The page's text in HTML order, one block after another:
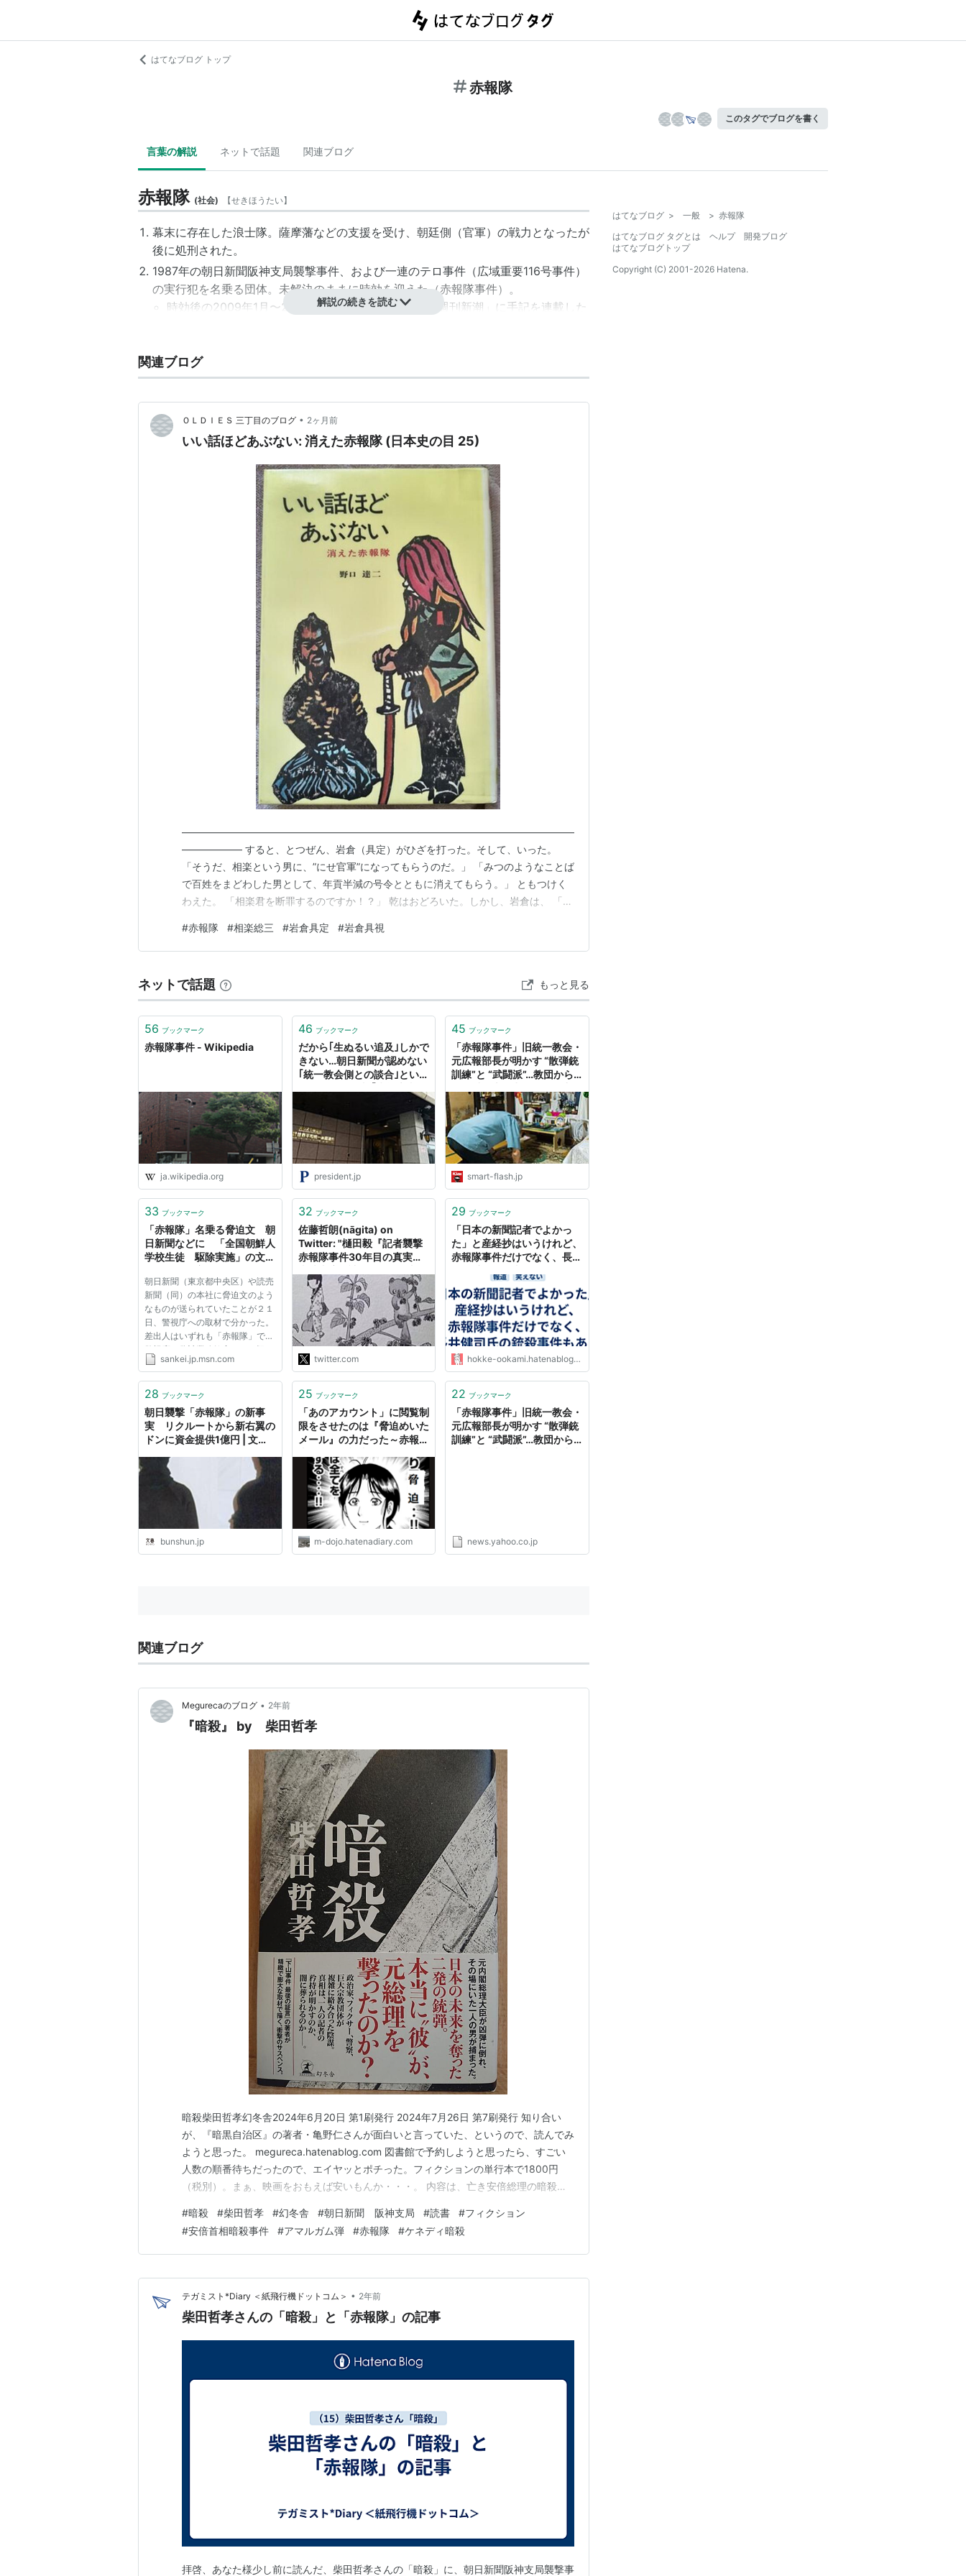
はてなブログ トップ
赤報隊
このタグでブログを書く
言葉の解説 ネットで話題 関連ブログ
赤報隊 (社会) 【せきほうたい】
幕末に存在した浪士隊。薩摩藩などの支援を受け、朝廷側（官軍）の戦力となったが
後に処刑された。
1987年の朝日新聞阪神支局襲撃事件、および一連のテロ事件（広域重要116号事件）
の実行犯を名乗る団体。未解決のままに時効を迎えた（赤報隊事件）。
時効後の2009年1月〜2月、実行犯を名乗る人物が「週刊新潮」に手記を連載した
に証言を翻し、「週刊新潮」は誤報を認めて4月16日発売号に謝罪記事を掲載し
た。
2009年2月、各地のNHKに対して起きた放火未遂・脅迫活動で実行犯を名乗る団
体。上記との関連は不明。
赤報隊
江戸時代末期に結成された新政府軍の東海道鎮撫総督指揮下の一部隊。隊長は相楽総
1868年1月8日に近江国松尾山の金剛輪寺において結成される。赤報隊は新政府の許可
を得て、「年貢半減」を宣伝しながら信州へ進み、反幕府の民衆の支持を得た。しか
し、新政府は「官軍之御印」を出さず、文書で証拠を残さないようにした。そして、新
政府は財政的に年貢半減の実現は困難であるとして密かに取消し、年貢半減は相楽らが
勝手に触れ回ったことであるとして、公家の高松実村を盟主としていた高松軍とともに
偽官軍の烙印を押されて新政府に使い捨てられた。1868年の3月3日に新政府軍によっ
て、下諏訪郊外で相楽らは処刑された。しかし、赤報隊に加わっていた公家は処刑から
解説の続きを読む
関連ブログ
ＯＬＤＩＥＳ 三丁目のブログ • 2ヶ月前
いい話ほどあぶない: 消えた赤報隊 (日本史の目 25)
―――――――――――――――――――――――――――――――――――――――
―――――― すると、とつぜん、岩倉（具定）がひざを打った。そして、いった。
「そうだ、相楽という男に、”にせ官軍”になってもらうのだ。」 「みつのようなことば
で百姓をまどわした男として、年貢半減の号令とともに消えてもらう。」 ともつけく
わえた。 「相楽君を断罪するのですか！？」 乾はおどろいた。しかし、岩倉は、 「御
あるかね？」
―――――――――――――――――――――――――――――――――――――――
#赤報隊 #相楽総三 #岩倉具定 #岩倉具視
ネットで話題 もっと見る
56 ブックマーク
赤報隊事件 - Wikipedia
ja.wikipedia.org
46 ブックマーク
だから｢生ぬるい追及｣しかで
きない…朝日新聞が認めない
｢統一教会側との談合｣という
件｣をめぐる取材結果は､なぜ
潰されたのか
president.jp
45 ブックマーク
「赤報隊事件」旧統一教会・
元広報部長が明かす “散弾銃
訓練”と “武闘派”…教団から
- Smart FLASH/スマフラ[光
文社週刊誌]
smart-flash.jp
33 ブックマーク
「赤報隊」名乗る脅迫文 朝
日新聞などに 「全国朝鮮人
学校生徒 駆除実施」の文面
朝日新聞（東京都中央区）や読売
新聞（同）の本社に脅迫文のよう
なものが送られていたことが２１
日、警視庁への取材で分かった。
差出人はいずれも「赤報隊」で、
警視庁は偽計業務妨害などの疑い
もあるとみて調べている。 警視
は２０日に各本社に届けられた。
sankei.jp.msn.com
32 ブックマーク
佐藤哲朗(nāgita) on
Twitter: "樋田毅『記者襲撃
赤報隊事件30年目の真実』
新聞が旧統一教会の問題につ
いて及び腰でほとんど報道で
きていないのか、疑問が氷解
する。赤報隊事件の翌年、朝
日新聞の幹部が世界日報の社
長と複数回の宴席を持ち、霊
感商…
https://t.co/VsSzioIWH4"
twitter.com
29 ブックマーク
「日本の新聞記者でよかっ
た」と産経抄はいうけれど、
赤報隊事件だけでなく、長井
ね…… - 法華狼の日記
hokke-ookami.hatenablog.com
28 ブックマーク
朝日襲撃「赤報隊」の新事
実 リクルートから新右翼の
ドンに資金提供1億円 | 文春
bunshun.jp
25 ブックマーク
「あのアカウント」に閲覧制
限をさせたのは『脅迫めいた
メール』の力だった～赤報隊
INVISIBLE Dojo. ーQUIET
& COLORFUL PLACE-
m-dojo.hatenadiary.com
22 ブックマーク
「赤報隊事件」旧統一教会・
元広報部長が明かす “散弾銃
訓練”と “武闘派”…教団から
news.yahoo.co.jp
関連ブログ
Megurecaのブログ • 2年前
『暗殺』 by 柴田哲孝
暗殺柴田哲孝幻冬舎2024年6月20日 第1刷発行 2024年7月26日 第7刷発行 知り合い
が、『暗黒自治区』の著者・亀野仁さんが面白いと言っていた、というので、読んでみ
ようと思った。 megureca.hatenablog.com 図書館で予約しようと思ったら、すごい
人数の順番待ちだったので、エイヤッとポチった。フィクションの単行本で1800円
（税別）。まぁ、映画をおもえば安いもんか・・・。 内容は、亡き安倍総理の暗殺事
警察庁ＯＢの方に言わせると、「まぁ、フィクションの世界だから、どうともでも書け
る。興味なし・・…
#暗殺 #柴田哲孝 #幻冬舎 #朝日新聞 阪神支局 #読書 #フィクション
#安倍首相暗殺事件 #アマルガム弾 #赤報隊 #ケネディ暗殺
テガミスト*Diary ＜紙飛行機ドットコム＞ • 2年前
柴田哲孝さんの「暗殺」と「赤報隊」の記事
拝啓、あなた様少し前に読んだ、柴田哲孝さんの「暗殺」に、朝日新聞阪神支局襲撃事
はてなブログ > 一般 > 赤報隊
はてなブログ タグとは
ヘルプ
開発ブログ
はてなブログトップ
Copyright (C) 2001-2026 Hatena.